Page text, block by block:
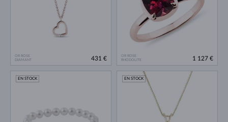
OR ROSE
DIAMANT
431 €
OR ROSE
RHODOLITE
1 127 €
EN STOCK EN STOCK